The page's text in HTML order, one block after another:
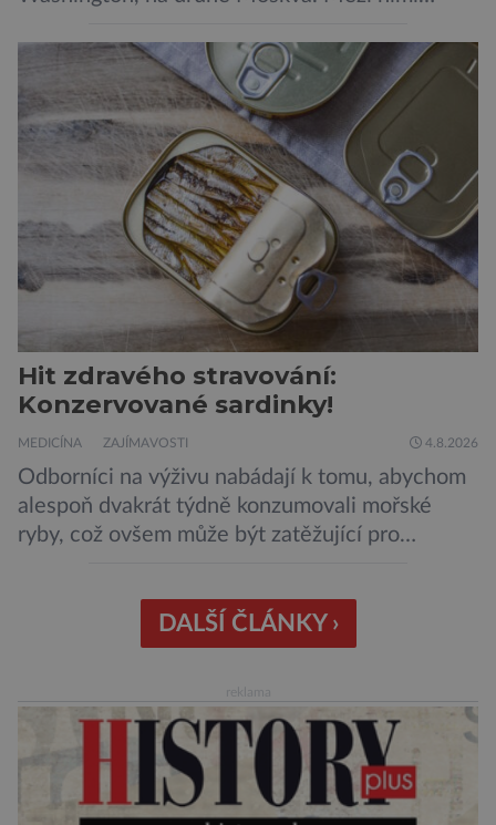
padesátkrát dokola, železná opona a miliony
vojáků v permanentní pohotovosti. A pak je tu
Donald Kendall, generální ředitel společnosti
PepsiCo, který se v květnu roku 1989 stává
admirálem flotily, jež čítá sedmnáct […]
Hit zdravého stravování:
Konzervované sardinky!
MEDICÍNA ZAJÍMAVOSTI 4.8.2026
Odborníci na výživu nabádají k tomu, abychom
alespoň dvakrát týdně konzumovali mořské
ryby, což ovšem může být zatěžující pro
sardinky, které si může dovolit opravdu každý
„Místo toho, aby poskytovaly izolované
potravinou,“ říká nutriční specialista Colin
Robertson a zdůrazňuje […]
DALŠÍ ČLÁNKY ›